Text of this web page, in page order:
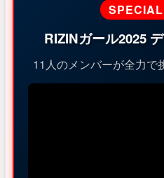
RIZINガール2025
11人のメンバーが全力で